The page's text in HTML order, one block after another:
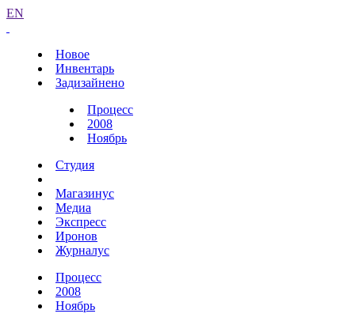
EN
Новое
Инвентарь
Задизайнено
Процесс
2008
Ноябрь
Студия
Магазинус
Медиа
Экспресс
Иронов
Журналус
Процесс
2008
Ноябрь